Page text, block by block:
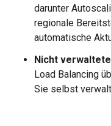
darunter
regionale
automatische
Nicht
Load Balancing
Sie selbst